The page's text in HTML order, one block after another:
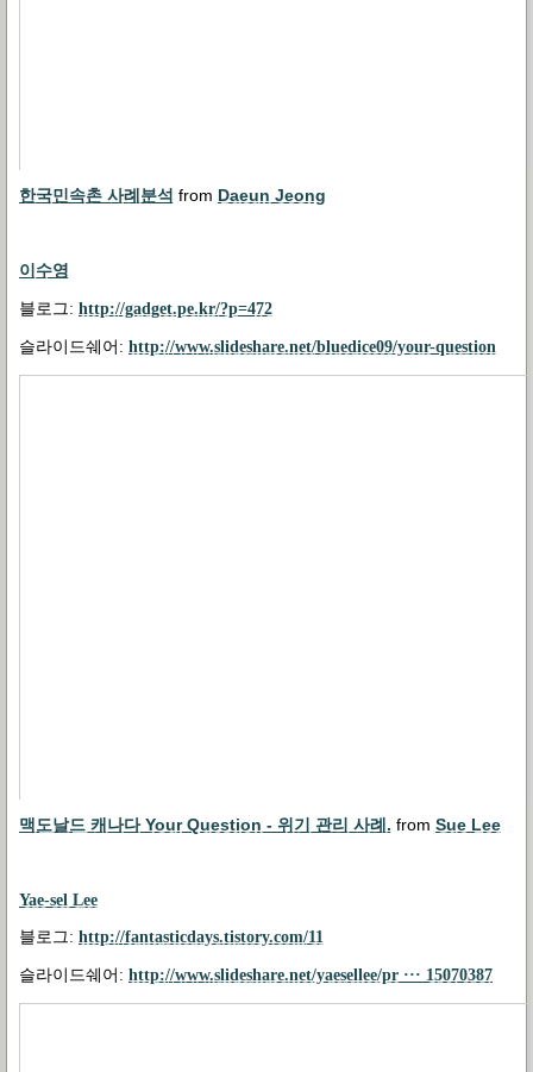
한국민속촌 사례분석 from Daeun Jeong
이수영
블로그: http://gadget.pe.kr/?p=472
슬라이드쉐어 : http://www.slideshare.net/bluedice09/your-question
맥도날드 캐나다 Your Question - 위기 관리 사례. from Sue Lee
Yae-sel Lee
블로그: http://fantasticdays.tistory.com/11
슬라이드쉐어: http://www.slideshare.net/yaesellee/pr ··· 15070387